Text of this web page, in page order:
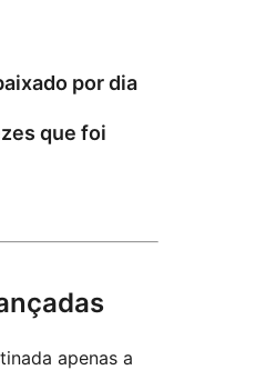
por dia
que foi
apenas a